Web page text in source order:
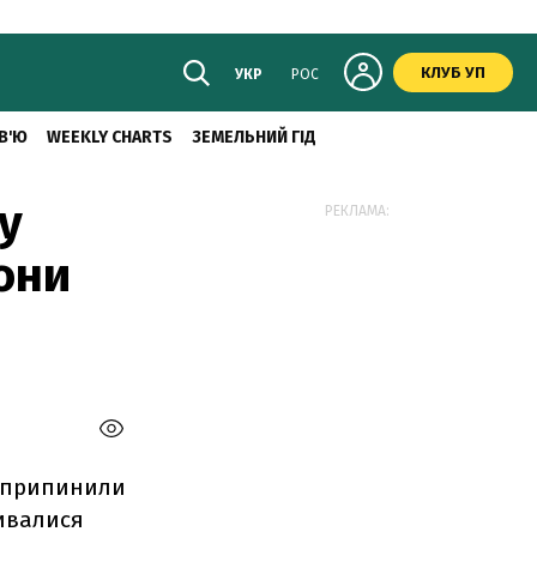
УКР РОС КЛУБ УП
WEEKLY CHARTS ЗЕМЕЛЬНИЙ ГІД
припинили
РЕКЛАМА: